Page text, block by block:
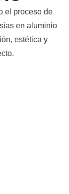
el proceso de
en aluminio
estética y